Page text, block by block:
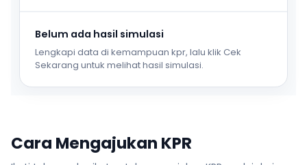
Belum ada hasil simulasi
Lengkapi data di kemampuan kpr, lalu klik Cek
Sekarang untuk melihat hasil simulasi.
Cara Mengajukan KPR